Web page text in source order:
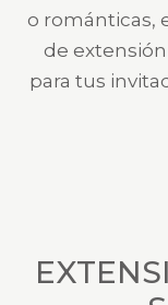
o románticas,
de
para tus